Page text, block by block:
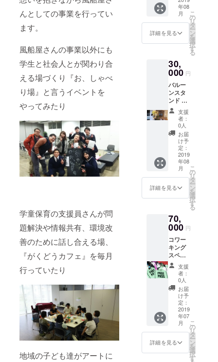
んとしての事業を行ってい
ます。
風船屋さんの事業以外にも
学生と社会人とが関わり合
える場づくり『お、しゃべ
り場』と言うイベントを
やってみたり
学童保育の支援員さんが問
題解決や情報共有、環境改
善のために話し合える場、
『がくどうカフェ』を毎月
行っていたり
地域の子ども達がアートに
をメー
ルにて
お送り
いたし
シーン
でご利
用いた
だける
卓上バ
ルーン
をお送
りいた
しま
す。
（詳細
に関し
ては
メール
にてご
相談さ
せてい
ただき
ます）
・ろみ
ひ～か
らお礼
のメッ
お送り
いたし
ます。
※有効期
限1年
年08
月
詳細を見る
こ
の
リ
タ
ー
ン
を
選
択
す
る
30,
000 円
バルー
ンスタ
ンド ・
開店や
周年の
お祝い
用のバ
ルーン
スタン
ドをご
用意し
ます。
（詳細
やご利
用時期
に関し
メール
にてご
相談さ
せてい
ただき
ます）
注：配
達地域
は加古
川市近
郊のみ
です ・
お礼の
メッ
セージ
をメー
ルにて
支援
者：
0人
お届
け予
定：
2019
年08
月
詳細を見る
こ
の
リ
タ
ー
ン
を
選
択
す
る
70,
000 円
コワー
キング
スペー
ス1年間
フリー
パス ・
1年間の
フリー
パス
（定価
75,000
円でご
利用日
から1年
間）を
ご用意
支援
者：
0人
お届
け予
定：
2019
年07
月
詳細を見る
こ
の
リ
タ
ー
ン
を
選
択
す